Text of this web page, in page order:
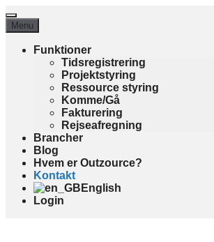
Hop
til
indhold
Menu
Menu
Funktioner
Tidsregistrering
Projektstyring
Ressource styring
Komme/Gå
Fakturering
Rejseafregning
Brancher
Blog
Hvem er Outzource?
Kontakt
English
Login